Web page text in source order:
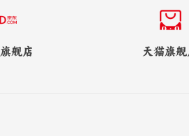
舰店 天猫旗舰